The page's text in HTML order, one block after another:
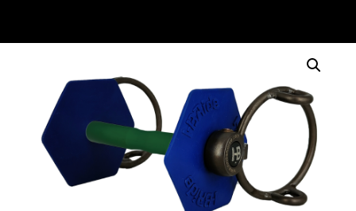
/ Mors boucles coulissantes releveur Medium